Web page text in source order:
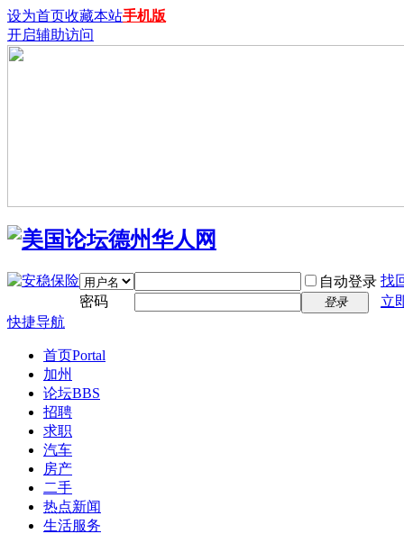
设为首页收藏本站手机版
开启辅助访问
自动登录 找
密码
登录
立
快捷导航
首页Portal
加州
论坛BBS
招聘
求职
汽车
房产
二手
热点新闻
生活服务